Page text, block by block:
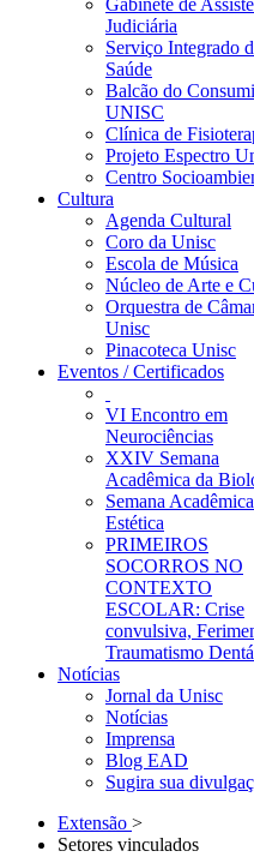
Gabinete de
Judiciária
Serviço Integrado
Saúde
Balcão do
UNISC
Clínica de
Projeto Espectro
Centro
Cultura
Agenda Cultural
Coro da Unisc
Escola de Música
Núcleo de Arte e
Orquestra de
Unisc
Pinacoteca Unisc
Eventos / Certificados
VI Encontro em
Neurociências
XXIV Semana
Acadêmica da
Semana
Estética
PRIMEIROS
SOCORROS NO
CONTEXTO
ESCOLAR: Crise
convulsiva,
Traumatismo
Notícias
Jornal da Unisc
Notícias
Imprensa
Blog EAD
Sugira sua
Extensão >
Setores vinculados